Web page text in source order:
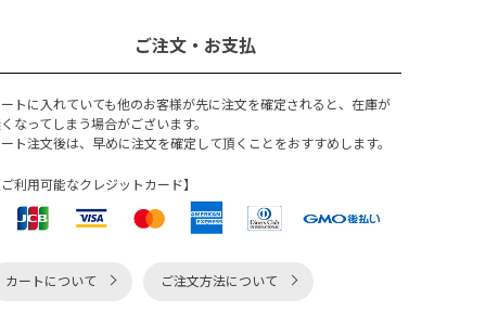
ご注文・お支払
トに入れていても他のお客様が先に注文を確定されると、在庫が
なってしまう場合がございます。
ト注文後は、早めに注文を確定して頂くことをおすすめします。
利用可能なクレジットカード】
カートについて ご注文方法について